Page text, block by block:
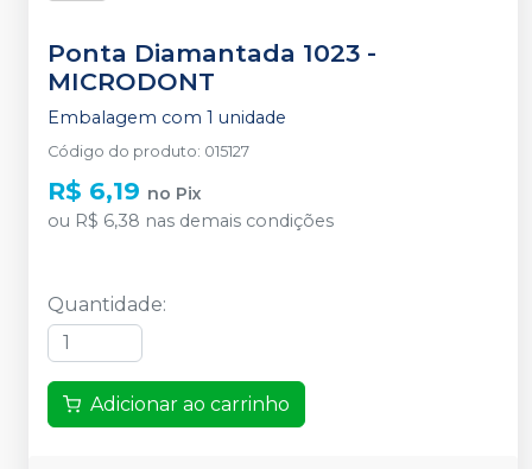
Ponta Diamantada 1023 -
MICRODONT
Embalagem com 1 unidade
Código do produto: 015127
R$ 6,19 no Pix
ou R$ 6,38 nas demais condições
Quantidade:
Adicionar ao carrinho